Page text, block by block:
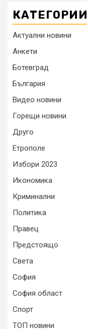
КАТЕГОРИИ
Актуални новини
Анкети
Ботевград
България
Видео новини
Горещи новини
Друго
Етрополе
Избори 2023
Икономика
Криминални
Политика
Правец
Предстоящо
Света
София
София област
Спорт
ТОП новини